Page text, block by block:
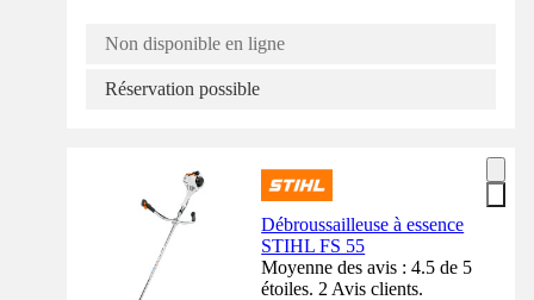
Non disponible en ligne
Réservation possible
Débroussailleuse à essence
STIHL FS 55
Moyenne des avis : 4.5 de 5
étoiles. 2 Avis clients.